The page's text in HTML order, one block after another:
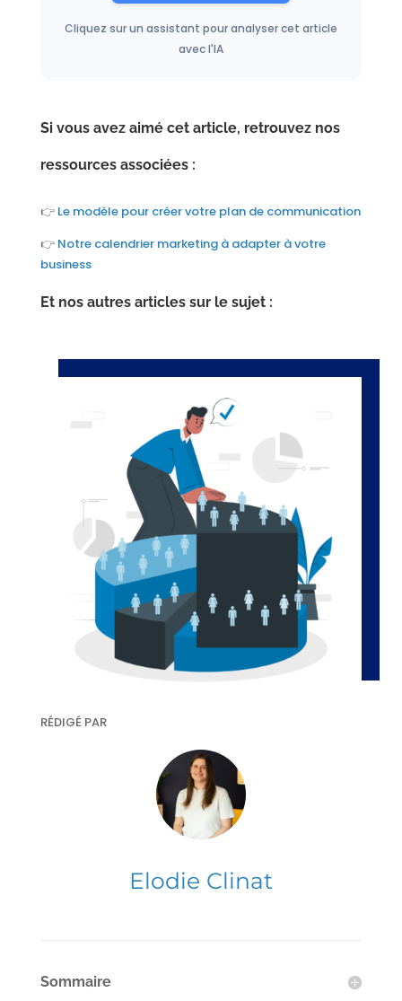
Cliquez sur un assistant pour analyser cet article
avec l'IA
Si vous avez aimé cet article, retrouvez nos
ressources associées :
👉 Le modèle pour créer votre plan de communication
👉 Notre calendrier marketing à adapter à votre
business
Et nos autres articles sur le sujet :
RÉDIGÉ PAR
Elodie Clinat
Sommaire